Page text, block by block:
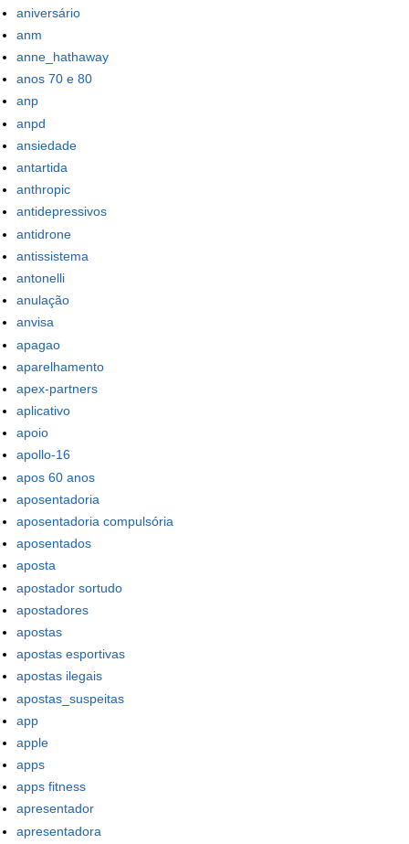
aniversário
anm
anne_hathaway
anos 70 e 80
anp
anpd
ansiedade
antartida
anthropic
antidepressivos
antidrone
antissistema
antonelli
anulação
anvisa
apagao
aparelhamento
apex-partners
aplicativo
apoio
apollo-16
apos 60 anos
aposentadoria
aposentadoria compulsória
aposentados
aposta
apostador sortudo
apostadores
apostas
apostas esportivas
apostas ilegais
apostas_suspeitas
app
apple
apps
apps fitness
apresentador
apresentadora